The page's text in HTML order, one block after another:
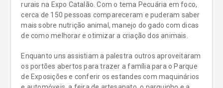
rurais na Expo Catalão. Com o tema Pecuária em foco,
cerca de 150 pessoas compareceram e puderam saber
mais sobre nutrição animal, manejo do gado com dicas
de como melhorar e otimizar a criação dos animais.
Enquanto uns assistiam a palestra outros aproveitaram
os portões abertos para trazer a família para o Parque
de Exposições e conferir os estandes com maquinários